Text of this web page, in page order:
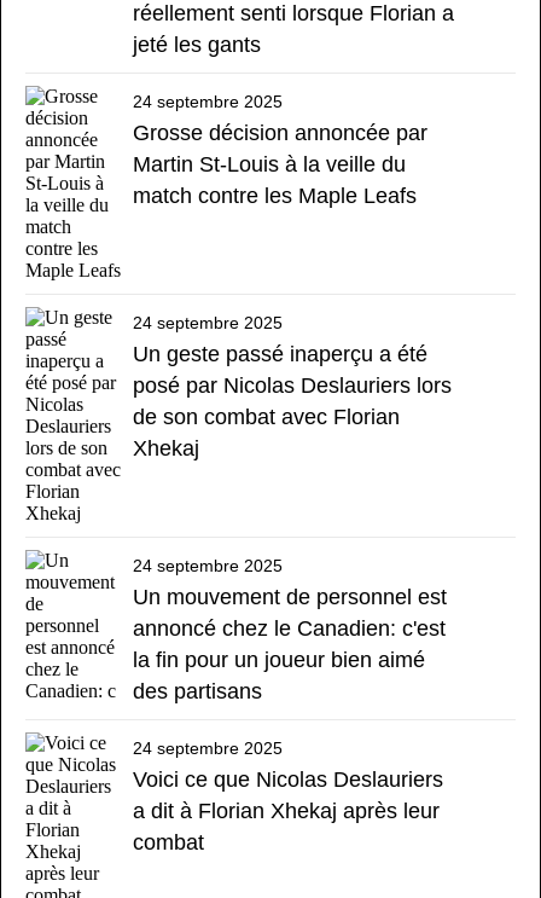
réellement senti lorsque Florian a
jeté les gants
24 septembre 2025
Grosse décision annoncée par
Martin St-Louis à la veille du
match contre les Maple Leafs
24 septembre 2025
Un geste passé inaperçu a été
posé par Nicolas Deslauriers lors
de son combat avec Florian
Xhekaj
24 septembre 2025
Un mouvement de personnel est
annoncé chez le Canadien: c'est
la fin pour un joueur bien aimé
des partisans
24 septembre 2025
Voici ce que Nicolas Deslauriers
a dit à Florian Xhekaj après leur
combat